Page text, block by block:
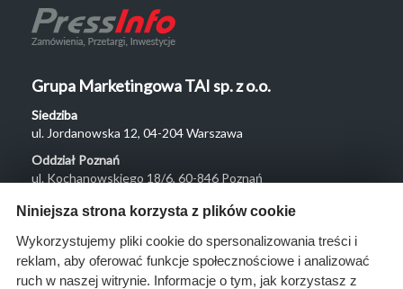
Grupa Marketingowa TAI sp. z o.o.
Siedziba
ul. Jordanowska 12, 04-204 Warszawa
Oddział Poznań
ul. Kochanowskiego 18/6, 60-846 Poznań
Menu
O nas
Rozwiązania
Niniejsza strona korzysta z plików cookie
Wykorzystujemy pliki cookie do spersonalizowania treści i
reklam, aby oferować funkcje społecznościowe i analizować
ruch w naszej witrynie. Informacje o tym, jak korzystasz z